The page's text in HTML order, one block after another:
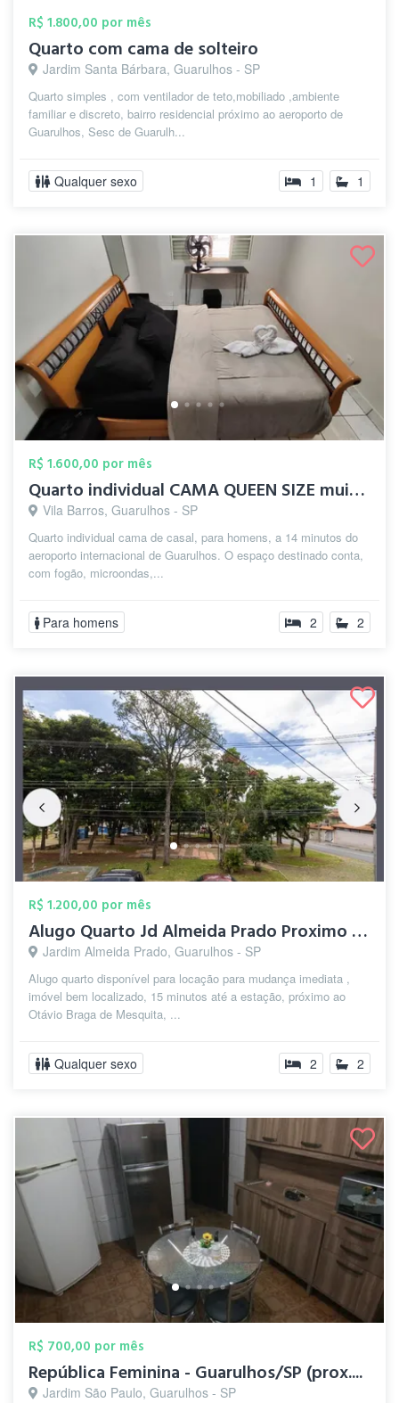
R$ 1.800,00 por mês
Quarto com cama de solteiro
Jardim Santa Bárbara, Guarulhos - SP
Quarto simples , com ventilador de teto,mobiliado ,ambiente
familiar e discreto, bairro residencial próximo ao aeroporto de
Guarulhos, Sesc de Guarulh...
Qualquer sexo 1 1
R$ 1.600,00 por mês
Quarto individual CAMA QUEEN SIZE muito ...
Vila Barros, Guarulhos - SP
Quarto individual cama de casal, para homens, a 14 minutos do
aeroporto internacional de Guarulhos. O espaço destinado conta,
com fogão, microondas,...
Para homens 2 2
R$ 1.200,00 por mês
Alugo Quarto Jd Almeida Prado Proximo ao...
Jardim Almeida Prado, Guarulhos - SP
Alugo quarto disponível para locação para mudança imediata ,
imóvel bem localizado, 15 minutos até a estação, próximo ao
Otávio Braga de Mesquita, ...
Qualquer sexo 2 2
R$ 700,00 por mês
República Feminina - Guarulhos/SP (prox....
Jardim São Paulo, Guarulhos - SP